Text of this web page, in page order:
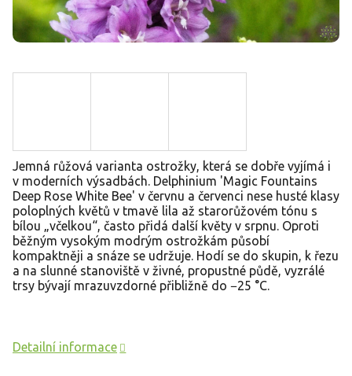
Jemná růžová varianta ostrožky, která se dobře vyjímá i
v moderních výsadbách. Delphinium 'Magic Fountains
Deep Rose White Bee' v červnu a červenci nese husté klasy
poloplných květů v tmavě lila až starorůžovém tónu s
bílou „včelkou“, často přidá další květy v srpnu. Oproti
běžným vysokým modrým ostrožkám působí
kompaktněji a snáze se udržuje. Hodí se do skupin, k řezu
a na slunné stanoviště v živné, propustné půdě, vyzrálé
trsy bývají mrazuvzdorné přibližně do −25 °C.
Detailní informace